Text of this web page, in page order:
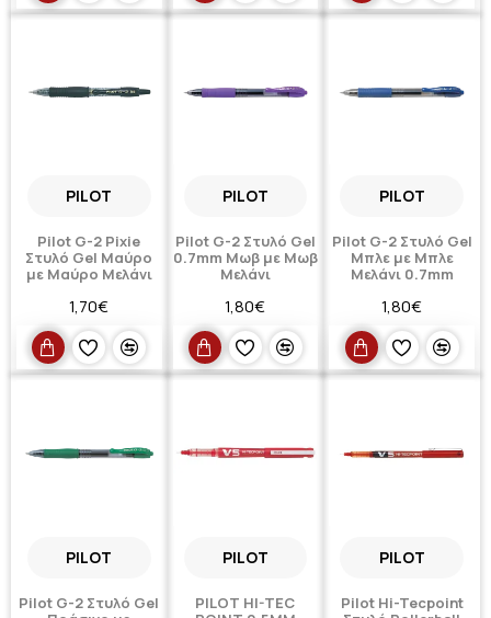
PILOT
Pilot G-2 Pixie
Στυλό Gel Μαύρο
με Μαύρο Μελάνι
1,70€
PILOT
Pilot G-2 Στυλό Gel
0.7mm Μωβ με Μωβ
Μελάνι
1,80€
PILOT
Pilot G-2 Στυλό Gel
Μπλε με Μπλε
Μελάνι 0.7mm
1,80€
PILOT
Pilot G-2 Στυλό Gel
PILOT
PILOT HI-TEC
PILOT
Pilot Hi-Tecpoint